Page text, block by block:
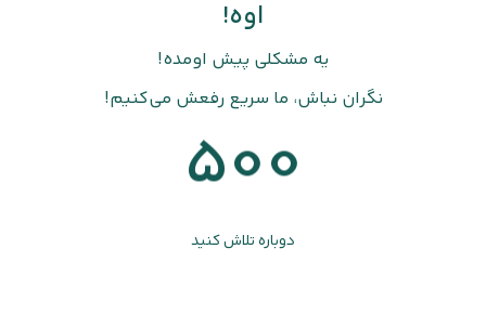
اوه!
یه مشکلی پیش اومده!
نگران نباش، ما سریع رفعش می‌کنیم!
500
دوباره تلاش کنید